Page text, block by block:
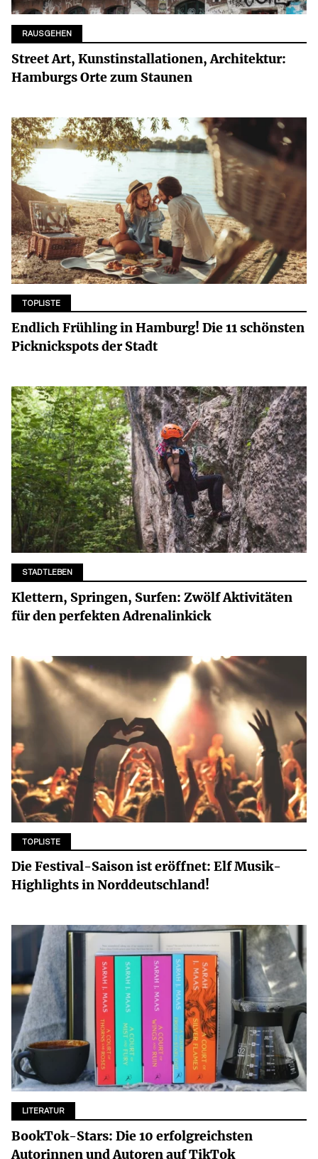
RAUSGEHEN
Street Art, Kunstinstallationen, Architektur:
Hamburgs Orte zum Staunen
TOPLISTE
Endlich Frühling in Hamburg! Die 11 schönsten
Picknickspots der Stadt
STADTLEBEN
Klettern, Springen, Surfen: Zwölf Aktivitäten
für den perfekten Adrenalinkick
TOPLISTE
Die Festival-Saison ist eröffnet: Elf Musik-
Highlights in Norddeutschland!
LITERATUR
BookTok-Stars: Die 10 erfolgreichsten
Autorinnen und Autoren auf TikTok